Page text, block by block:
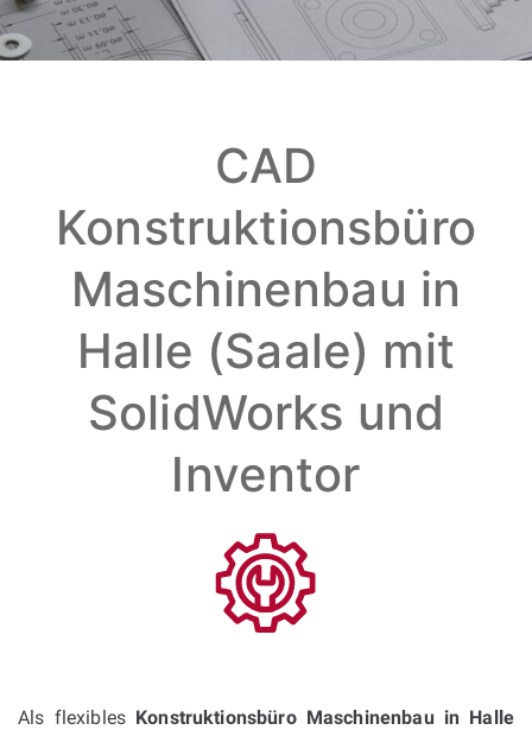
CAD
Konstruktionsbüro
Maschinenbau in
Halle (Saale) mit
SolidWorks und
Inventor
Als flexibles Konstruktionsbüro Maschinenbau in Halle